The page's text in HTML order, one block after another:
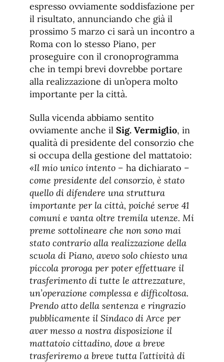
espresso ovviamente soddisfazione per
il risultato, annunciando che già il
prossimo 5 marzo ci sarà un incontro a
Roma con lo stesso Piano, per
proseguire con il cronoprogramma
che in tempi brevi dovrebbe portare
alla realizzazione di un’opera molto
importante per la città.
Sulla vicenda abbiamo sentito
ovviamente anche il Sig. Vermiglio, in
qualità di presidente del consorzio che
si occupa della gestione del mattatoio:
«Il mio unico intento – ha dichiarato –
come presidente del consorzio, è stato
quello di difendere una struttura
importante per la città, poiché serve 41
comuni e vanta oltre tremila utenze. Mi
preme sottolineare che non sono mai
stato contrario alla realizzazione della
scuola di Piano, avevo solo chiesto una
piccola proroga per poter effettuare il
trasferimento di tutte le attrezzature,
un’operazione complessa e difficoltosa.
Prendo atto della sentenza e ringrazio
pubblicamente il Sindaco di Arce per
aver messo a nostra disposizione il
mattatoio cittadino, dove a breve
trasferiremo a breve tutta l’attività di